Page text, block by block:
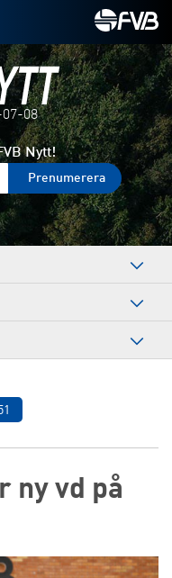
08
Nytt!
ny vd på